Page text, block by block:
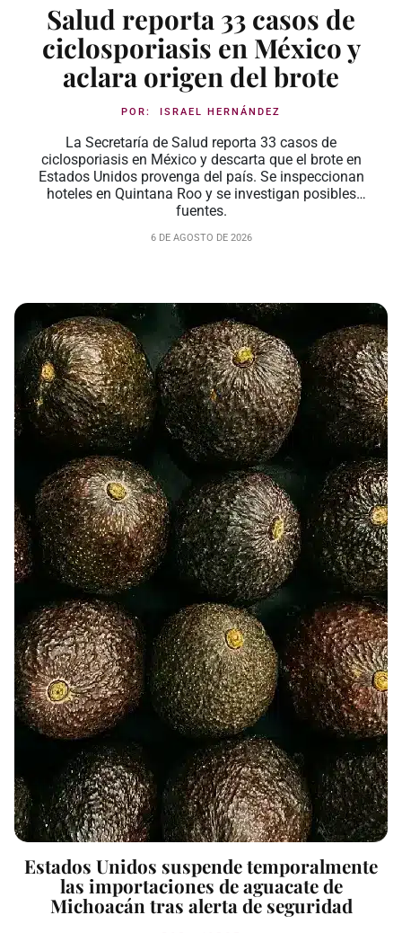
Salud reporta 33 casos de
ciclosporiasis en México y
aclara origen del brote
POR: ISRAEL HERNÁNDEZ
La Secretaría de Salud reporta 33 casos de
ciclosporiasis en México y descarta que el brote en
Estados Unidos provenga del país. Se inspeccionan
hoteles en Quintana Roo y se investigan posibles
fuentes.
6 DE AGOSTO DE 2026
Estados Unidos suspende temporalmente
las importaciones de aguacate de
Michoacán tras alerta de seguridad